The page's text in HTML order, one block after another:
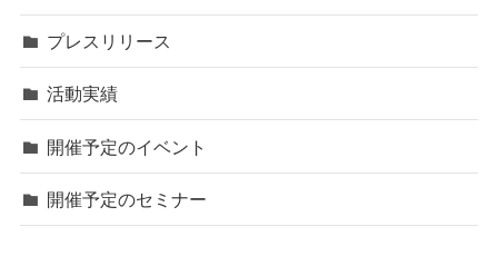
プレスリリース
活動実績
開催予定のイベント
開催予定のセミナー